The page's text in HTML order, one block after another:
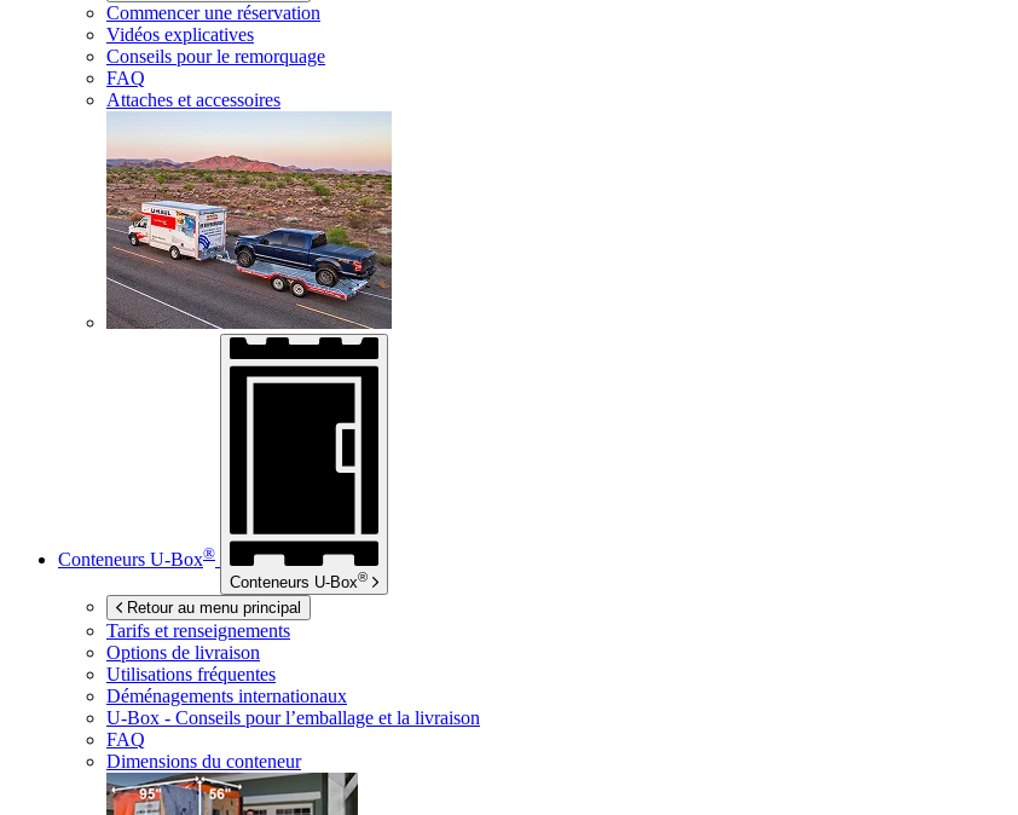
Commencer une réservation
Vidéos explicatives
Conseils pour le remorquage
FAQ
Attaches et accessoires
Conteneurs U-Box®
Conteneurs U-Box®
Retour au menu principal
Tarifs et renseignements
Options de livraison
Utilisations fréquentes
Déménagements internationaux
U-Box - Conseils pour l’emballage et la livraison
FAQ
Dimensions du conteneur